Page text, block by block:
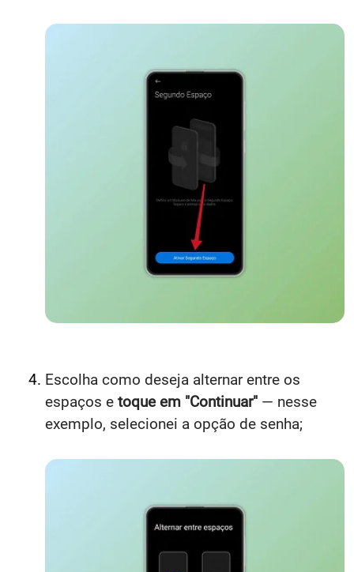
Escolha como deseja alternar entre os
espaços e toque em "Continuar" — nesse
exemplo, selecionei a opção de senha;